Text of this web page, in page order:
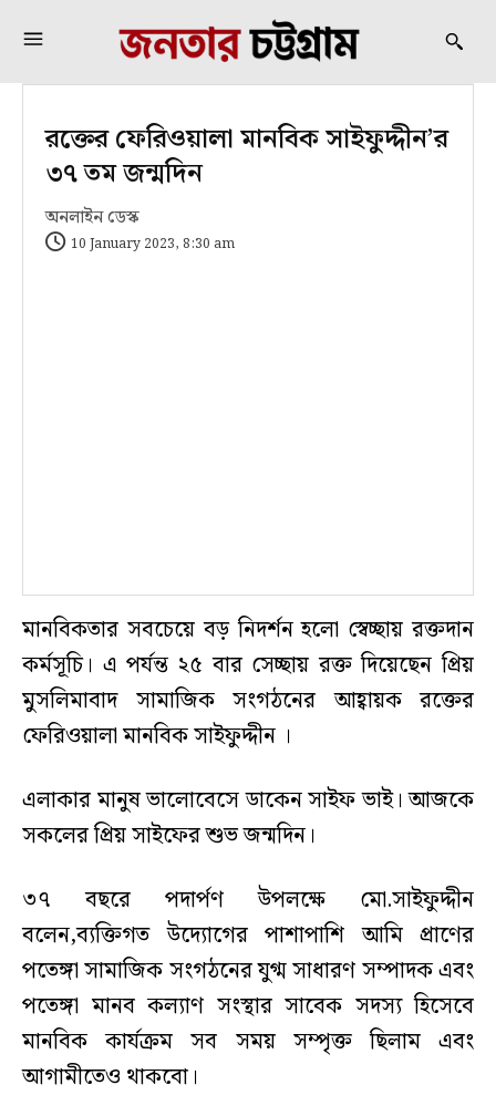
রক্তের ফেরিওয়ালা মানবিক সাইফুদ্দীন’র
৩৭ তম জন্মদিন
অনলাইন ডেস্ক
10 January 2023, 8:30 am
মানবিকতার সবচেয়ে বড় নিদর্শন হলো স্বেচ্ছায় রক্তদান
কর্মসূচি। এ পর্যন্ত ২৫ বার সেচ্ছায় রক্ত দিয়েছেন প্রিয়
মুসলিমাবাদ সামাজিক সংগঠনের আহ্বায়ক রক্তের
ফেরিওয়ালা মানবিক সাইফুদ্দীন ।
এলাকার মানুষ ভালোবেসে ডাকেন সাইফ ভাই। আজকে
সকলের প্রিয় সাইফের শুভ জন্মদিন।
৩৭ বছরে পদার্পণ উপলক্ষে মো.সাইফুদ্দীন
বলেন,ব্যক্তিগত উদ্যোগের পাশাপাশি আমি প্রাণের
পতেঙ্গা সামাজিক সংগঠনের যুগ্ম সাধারণ সম্পাদক এবং
পতেঙ্গা মানব কল্যাণ সংস্থার সাবেক সদস্য হিসেবে
মানবিক কার্যক্রম সব সময় সম্পৃক্ত ছিলাম এবং
আগামীতেও থাকবো।